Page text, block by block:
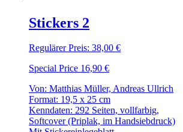
Stickers 2
Regulärer Preis: 38,00 €
Special Price 16,90 €
Von: Matthias Müller, Andreas Ullrich
Format: 19,5 x 25 cm
Kenndaten: 292 Seiten, vollfarbig,
Softcover (Priplak, im Handsiebdruck)